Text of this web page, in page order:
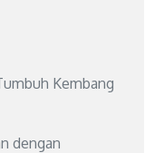
Kembang
dengan